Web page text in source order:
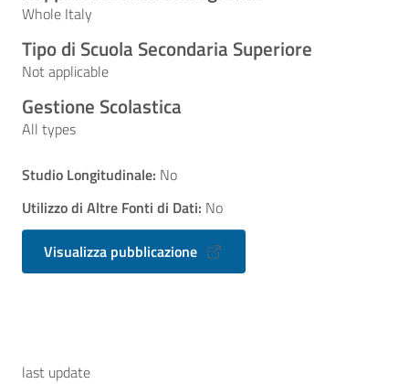
Whole Italy
Tipo di Scuola Secondaria Superiore
Not applicable
Gestione Scolastica
All types
Studio Longitudinale: No
Utilizzo di Altre Fonti di Dati: No
Visualizza pubblicazione
last update